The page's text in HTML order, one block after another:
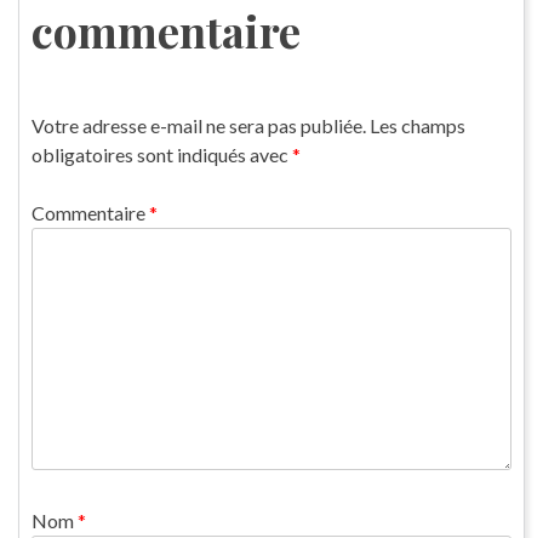
commentaire
Votre adresse e-mail ne sera pas publiée. Les champs
obligatoires sont indiqués avec *
Commentaire*
Nom*